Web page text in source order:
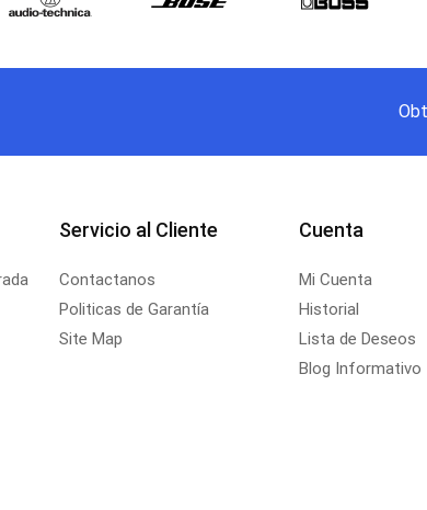
Servicio al Cliente
Contactanos
Politicas de Garantía
Site Map
Cuenta
Mi Cuenta
Historial
Lista de Deseos
Blog Informativo